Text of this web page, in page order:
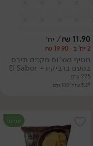
11.90
₪/ יח׳
2 יח' ב- 19.90 ₪
חטיף נאצ'וס מקמח תירס
בטעם ברביקיו - El Sabor
225 גרם
5.29 ₪ ל-100 גרם
אורגני